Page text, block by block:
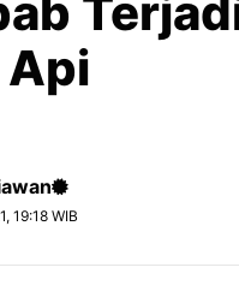
Api
19:18 WIB